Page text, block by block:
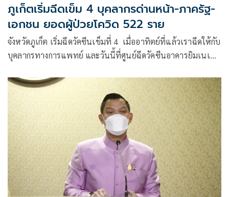
ภูเก็ตเริ่มฉีดเข็ม 4 บุคลากรด่านหน้า-ภาครัฐ-
เอกชน ยอดผู้ป่วยโควิด 522 ราย
จังหวัดภูเก็ต เริ่มฉีดวัคซีนเข็มที่ 4 เมื่ออาทิตย์ที่แล้วเราฉีดให้กับ
บุคลากรทางการแพทย์ และวันนี้ที่ศูนย์ฉีดวัคซีนอาคารยิมเนเซี่
ด่านหน้า ภาครัฐ ภาคเอกชน